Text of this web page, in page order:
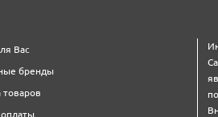
Вас
бренды
товаров